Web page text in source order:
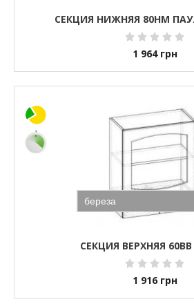
СЕКЦИЯ НИЖНЯЯ 80НМ
1 964 грн
СЕКЦИЯ ВЕРХНЯЯ
1 916 грн